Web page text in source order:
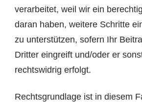
verarbeitet, weil wir ein
daran haben, weitere Schritte
zu unterstützen, sofern Ihr
Dritter eingreift und/oder er
rechtswidrig erfolgt.
Rechtsgrundlage ist in diesem